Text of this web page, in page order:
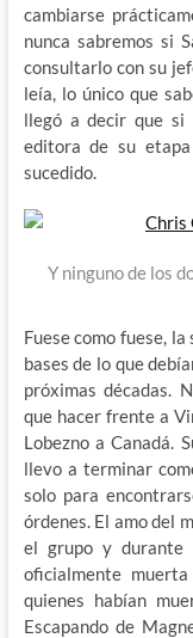
cambiarse
nunca sabremos si
consultarlo con su
leía, lo único que
llegó a decir que si
editora de su
sucedido.
Y ninguno de los
Fuese como fuese,
bases de lo que
próximas décadas.
que hacer frente a
Lobezno a Canadá.
llevo a terminar
solo para
órdenes. El amo del
el grupo y durante
oficialmente
quienes habían
Escapando de